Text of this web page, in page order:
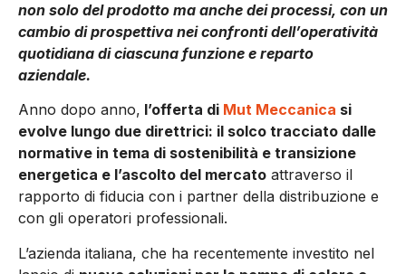
non solo del prodotto ma anche dei processi, con un
cambio di prospettiva nei confronti dell’operatività
quotidiana di ciascuna funzione e reparto
aziendale.
Anno dopo anno, l’offerta di Mut Meccanica si
evolve lungo due direttrici: il solco tracciato dalle
normative in tema di sostenibilità e transizione
energetica e l’ascolto del mercato attraverso il
rapporto di fiducia con i partner della distribuzione e
con gli operatori professionali.
L’azienda italiana, che ha recentemente investito nel